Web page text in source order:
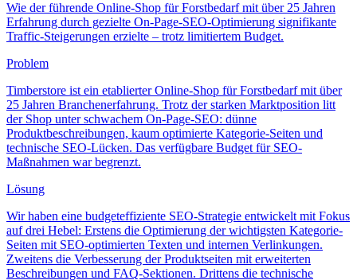
Wie der führende Online-Shop für Forstbedarf mit über 25 Jahren
Erfahrung durch gezielte On-Page-SEO-Optimierung signifikante
Traffic-Steigerungen erzielte – trotz limitiertem Budget.
Problem
Timberstore ist ein etablierter Online-Shop für Forstbedarf mit über
25 Jahren Branchenerfahrung. Trotz der starken Marktposition litt
der Shop unter schwachem On-Page-SEO: dünne
Produktbeschreibungen, kaum optimierte Kategorie-Seiten und
technische SEO-Lücken. Das verfügbare Budget für SEO-
Maßnahmen war begrenzt.
Lösung
Wir haben eine budgeteffiziente SEO-Strategie entwickelt mit Fokus
auf drei Hebel: Erstens die Optimierung der wichtigsten Kategorie-
Seiten mit SEO-optimierten Texten und internen Verlinkungen.
Zweitens die Verbesserung der Produktseiten mit erweiterten
Beschreibungen und FAQ-Sektionen. Drittens die technische